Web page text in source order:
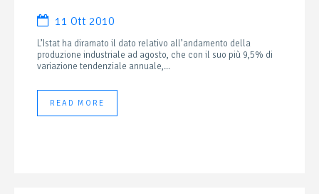
11 Ott 2010
L’Istat ha diramato il dato relativo all’andamento della
produzione industriale ad agosto, che con il suo più 9,5% di
variazione tendenziale annuale,...
READ MORE